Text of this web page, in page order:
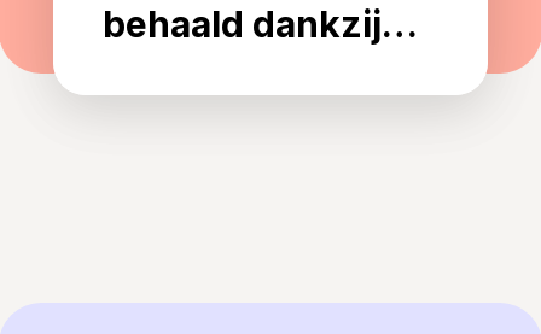
behaald dankzij